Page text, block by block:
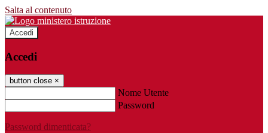
Salta al contenuto
Accedi
Accedi
button close ×
Nome Utente
Password
Password dimenticata?